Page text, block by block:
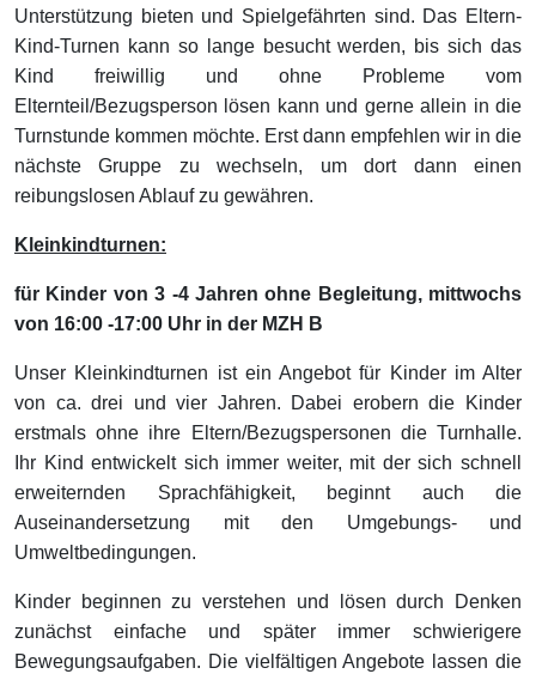
Unterstützung bieten und Spielgefährten sind. Das Eltern-
Kind-Turnen kann so lange besucht werden, bis sich das
Kind freiwillig und ohne Probleme vom
Elternteil/Bezugsperson lösen kann und gerne allein in die
Turnstunde kommen möchte. Erst dann empfehlen wir in die
nächste Gruppe zu wechseln, um dort dann einen
reibungslosen Ablauf zu gewähren.
Kleinkindturnen:
für Kinder von 3 -4 Jahren ohne Begleitung, mittwochs
von 16:00 -17:00 Uhr in der MZH B
Unser Kleinkindturnen ist ein Angebot für Kinder im Alter
von ca. drei und vier Jahren. Dabei erobern die Kinder
erstmals ohne ihre Eltern/Bezugspersonen die Turnhalle.
Ihr Kind entwickelt sich immer weiter, mit der sich schnell
erweiternden Sprachfähigkeit, beginnt auch die
Auseinandersetzung mit den Umgebungs- und
Umweltbedingungen.
Kinder beginnen zu verstehen und lösen durch Denken
zunächst einfache und später immer schwierigere
Bewegungsaufgaben. Die vielfältigen Angebote lassen die